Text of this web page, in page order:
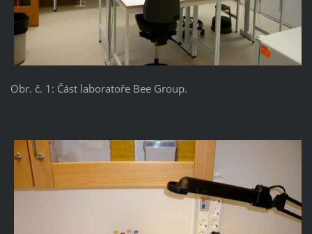
Obr. č. 1: Část laboratoře Bee Group.